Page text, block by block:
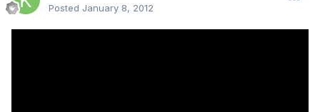
Posted January 8, 2012